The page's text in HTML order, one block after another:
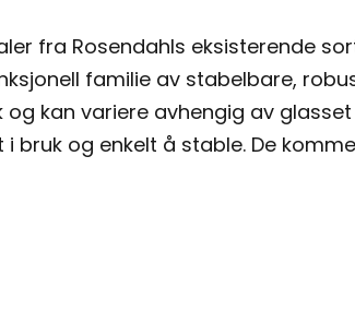
fra Rosendahls eksisterende
familie av stabelbare,
kan variere avhengig av
bruk og enkelt å stable. De